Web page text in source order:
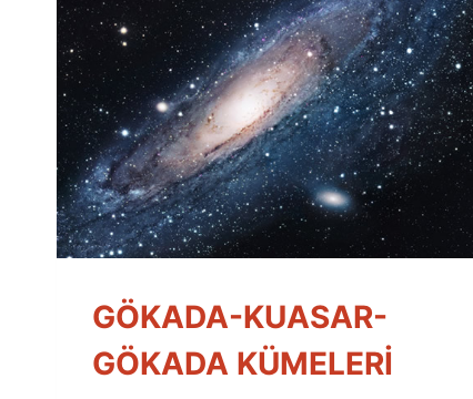
GÖKADA-KUASAR-
GÖKADA KÜMELERİ